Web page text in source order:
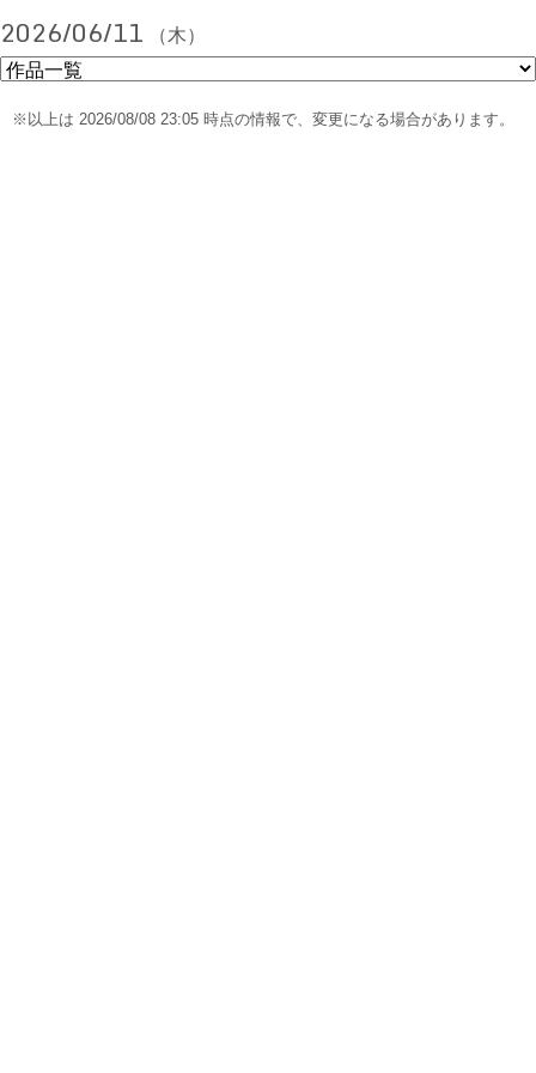
2026/06/11 （木）
※以上は 2026/08/08 23:05 時点の情報で、変更になる場合があります。